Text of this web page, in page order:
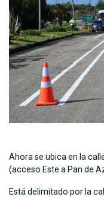
Ahora se ubica en la
(acceso Este a Pan de
Está delimitado por la